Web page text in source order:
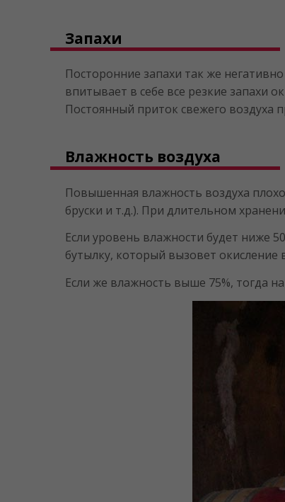
Запахи
Посторонние запахи так же
впитывает в себе все резкие запахи
Постоянный приток свежего воздуха
Влажность воздуха
Повышенная влажность воздуха
бруски и т.д.). При длительном
Если уровень влажности будет ниже
бутылку, который вызовет окисление
Если же влажность выше 75%, тогда